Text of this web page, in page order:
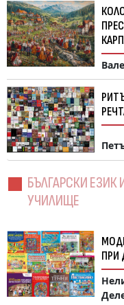
КОЛОРАТИВИТЕ БЯЛ/ЧЕРВЕН В БЪЛГАРСКИТЕ
РИТЪМ И РИТМИЧНА ОРГАНИЗАЦИЯ НА
БЪЛГАРСКИ ЕЗИК
УЧИЛИЩЕ
МОДЕЛ ЗА ОЦЕНКА НА РЕЦЕПТИВНИЯ ЕЗИК
ПРИ